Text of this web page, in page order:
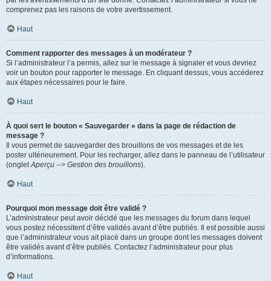
comprenez pas les raisons de votre avertissement.
Haut
Comment rapporter des messages à un modérateur ?
Si l’administrateur l’a permis, allez sur le message à signaler et vous devriez
voir un bouton pour rapporter le message. En cliquant dessus, vous accéderez
aux étapes nécessaires pour le faire.
Haut
À quoi sert le bouton « Sauvegarder » dans la page de rédaction de
message ?
Il vous permet de sauvegarder des brouillons de vos messages et de les
poster ultérieurement. Pour les recharger, allez dans le panneau de l’utilisateur
(ongletAperçu --> Gestion des brouillons).
Haut
Pourquoi mon message doit être validé ?
L’administrateur peut avoir décidé que les messages du forum dans lequel
vous postez nécessitent d’être validés avant d’être publiés. Il est possible aussi
que l’administrateur vous ait placé dans un groupe dont les messages doivent
être validés avant d’être publiés. Contactez l’administrateur pour plus
d’informations.
Haut